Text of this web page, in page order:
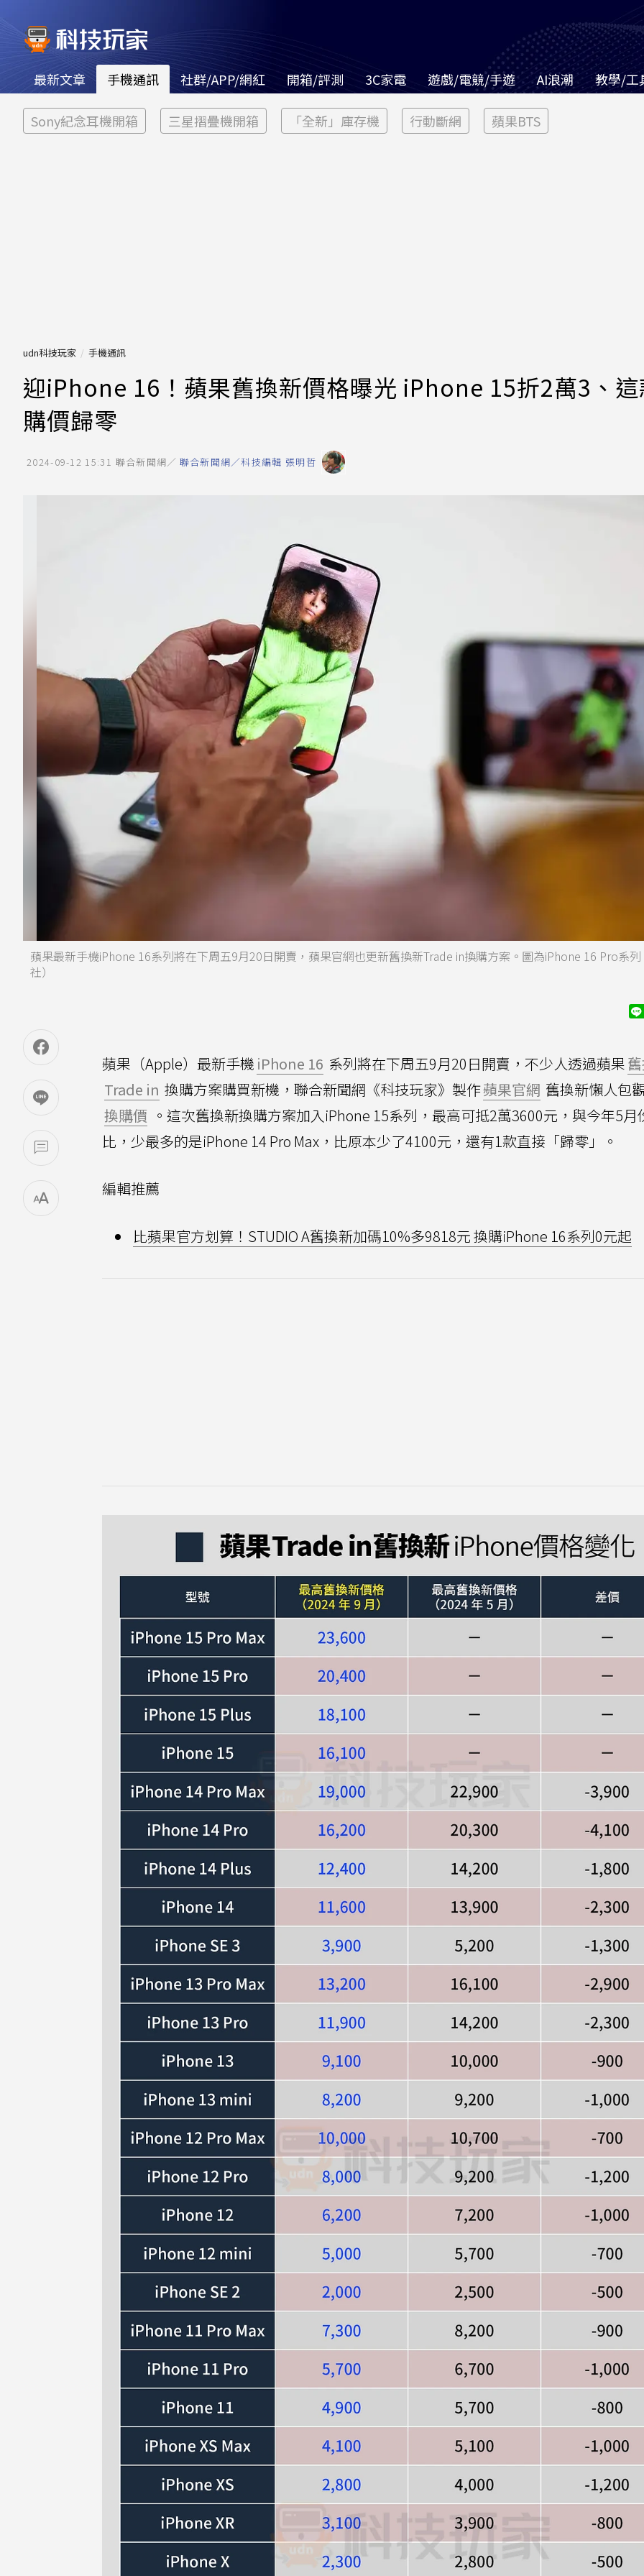
最新文章 手機通訊 社群/APP/網紅 開箱/評測 3C家電 遊戲/電競/手遊 AI浪潮 教學/工
Sony紀念耳機開箱 三星摺疊機開箱 「全新」庫存機 行動斷網 蘋果BTS
udn科技玩家 手機通訊
迎iPhone 16！蘋果舊換新價格曝光 iPhone 15折2萬3、
購價歸零
2024-09-12 15:31 聯合新聞網／ 聯合新聞網／科技編輯 張明哲
蘋果最新手機iPhone 16系列將在下周五9月20日開賣，蘋果官網也更新舊換新Trade in換購方案。圖為iPhone 16 Pro系
社）
蘋果（Apple）最新手機 iPhone 16 系列將在下周五9月20日開賣，不少人透過蘋果
Trade in 換購方案購買新機，聯合新聞網《科技玩家》製作蘋果官網 舊換新懶人包
換購價 。這次舊換新換購方案加入iPhone 15系列，最高可抵2萬3600元，與今年5月
比，少最多的是iPhone 14 Pro Max，比原本少了4100元，還有1款直接「歸零」。
編輯推薦
比蘋果官方划算！STUDIO A舊換新加碼10%多9818元 換購iPhone 16系列0元起